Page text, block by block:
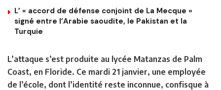
L’ « accord de défense conjoint de La Mecque »
signé entre l’Arabie saoudite, le Pakistan et la
Turquie
L’attaque s’est produite au lycée Matanzas de Palm
Coast, en Floride. Ce mardi 21 janvier, une employée
de l’école, dont l’identité reste inconnue, confisque à